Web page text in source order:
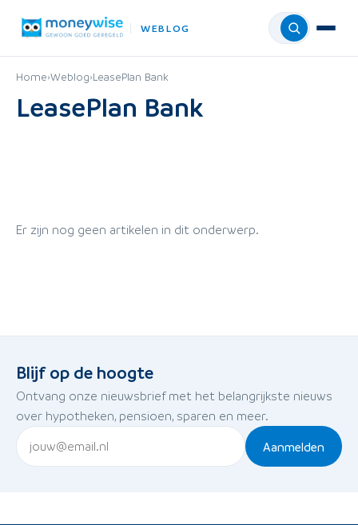
WEBLOG Menu
Home›Weblog›LeasePlan Bank
LeasePlan Bank
Er zijn nog geen artikelen in dit onderwerp.
Blijf op de hoogte
Ontvang onze nieuwsbrief met het belangrijkste nieuws
over hypotheken, pensioen, sparen en meer.
Aanmelden